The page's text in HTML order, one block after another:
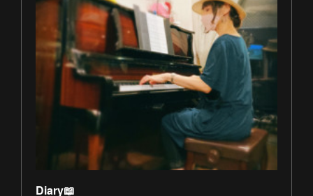
Diary📖